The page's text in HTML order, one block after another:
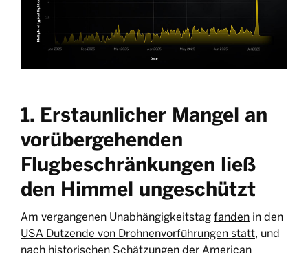
1. Erstaunlicher Mangel an
vorübergehenden
Flugbeschränkungen ließ
den Himmel ungeschützt
Am vergangenen Unabhängigkeitstag fanden in den
USA Dutzende von Drohnenvorführungen statt, und
nach historischen Schätzungen der American